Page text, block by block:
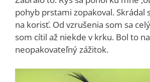
pohyb prstami zopakoval. Skrádal
na korisť. Od vzrušenia som sa
som cítil až niekde v krku. Bol to
neopakovateľný zážitok.